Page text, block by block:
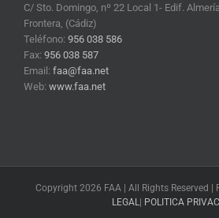
C/ Sto. Domingo, nº 22 Local 1- Edif.
Frontera, (Cádiz)
Teléfono: 956 038 586
Fax: 956 038 587
Email: faa@faa.net
Web: www.faa.net
Copyright 2026 FAA | All Rights Reserved |
LEGAL | POLITICA